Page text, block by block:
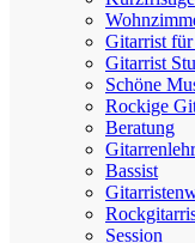
Gitarrist für
Gitarrist
Schöne
Rockige
Beratung
Bassist
Session